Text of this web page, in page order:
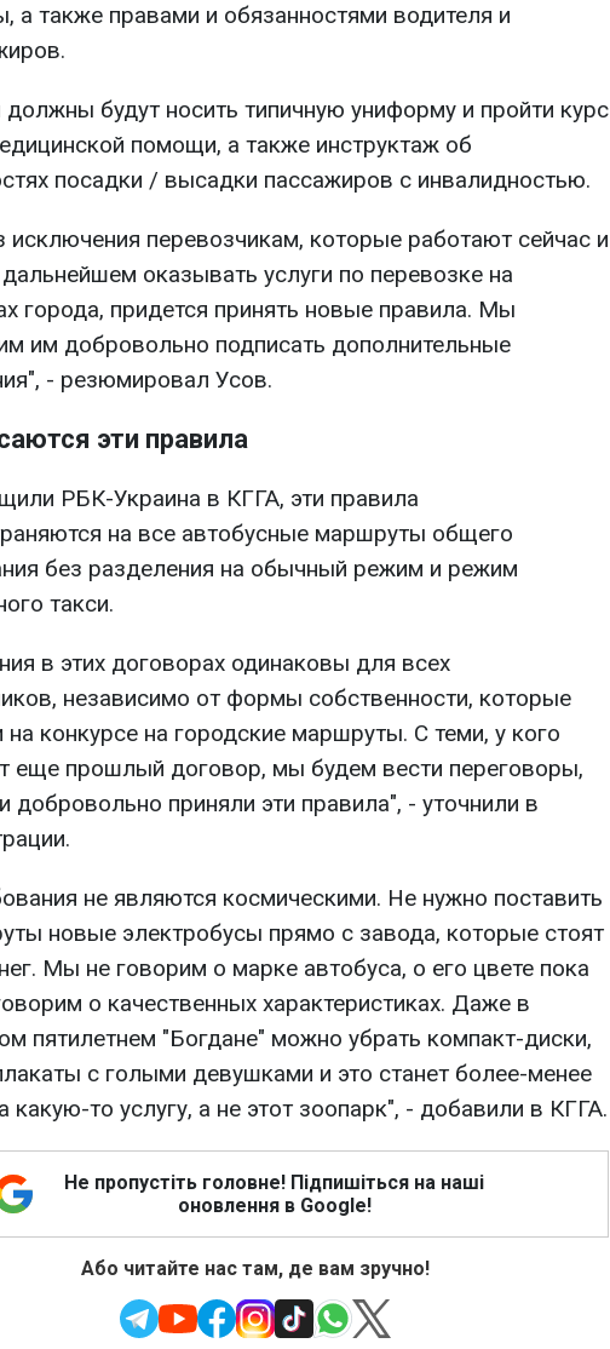
а также правами и обязанностями водителя и
должны будут носить типичную униформу и пройти курс
помощи, а также инструктаж об
посадки / высадки пассажиров с инвалидностью.
исключения перевозчикам, которые работают сейчас и
оказывать услуги по перевозке на
города, придется принять новые правила. Мы
им добровольно подписать дополнительные
- резюмировал Усов.
эти правила
РБК-Украина в КГГА, эти правила
на все автобусные маршруты общего
без разделения на обычный режим и режим
такси.
в этих договорах одинаковы для всех
независимо от формы собственности, которые
на конкурсе на городские маршруты. С теми, у кого
еще прошлый договор, мы будем вести переговоры,
добровольно приняли эти правила", - уточнили в
не являются космическими. Не нужно поставить
новые электробусы прямо с завода, которые стоят
Мы не говорим о марке автобуса, о его цвете пока
о качественных характеристиках. Даже в
пятилетнем "Богдане" можно убрать компакт-диски,
с голыми девушками и это станет более-менее
какую-то услугу, а не этот зоопарк", - добавили в КГГА.
Не пропустіть головне! Підпишіться на наші
оновлення в Google!
Або читайте нас там, де вам зручно!